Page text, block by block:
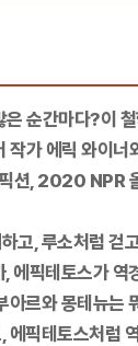
순간마다?이
가 에릭 와이너
션, 2020 NPR
고, 루소처럼 걷
에픽테토스가 역
아르와 몽테뉴는
에픽테토스처럼